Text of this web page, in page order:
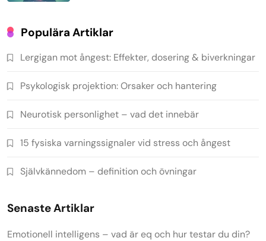
Populära Artiklar
Lergigan mot ångest: Effekter, dosering & biverkningar
Psykologisk projektion: Orsaker och hantering
Neurotisk personlighet – vad det innebär
15 fysiska varningssignaler vid stress och ångest
Självkännedom – definition och övningar
Senaste Artiklar
Emotionell intelligens – vad är eq och hur testar du din?